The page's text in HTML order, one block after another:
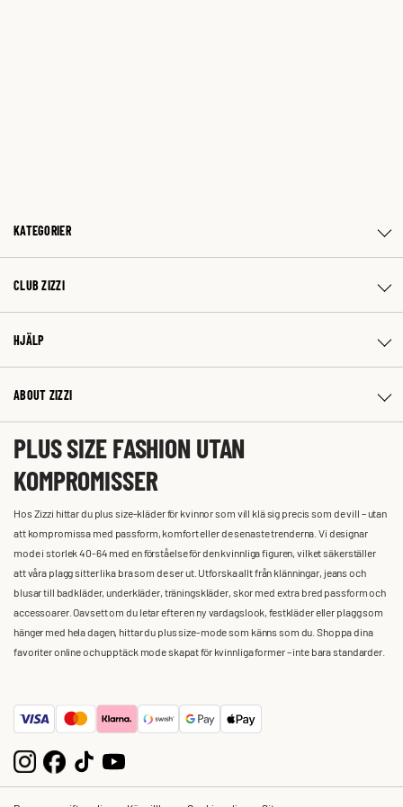
KATEGORIER
CLUB ZIZZI
HJÄLP
ABOUT ZIZZI
PLUS SIZE FASHION UTAN
KOMPROMISSER
Hos Zizzi hittar du plus size-kläder för kvinnor som vill klä sig precis som de vill – utan
att kompromissa med passform, komfort eller de senaste trenderna. Vi designar
mode i storlek 40-64 med en förståelse för den kvinnliga figuren, vilket säkerställer
att våra plagg sitter lika bra som de ser ut. Utforska allt från klänningar, jeans och
blusar till badkläder, underkläder, träningskläder, skor med extra bred passform och
accessoarer. Oavsett om du letar efter en ny vardagslook, festkläder eller plagg som
hänger med hela dagen, hittar du plus size-mode som känns som du. Shoppa dina
favoriter online och upptäck mode skapat för kvinnliga former – inte bara standarder.